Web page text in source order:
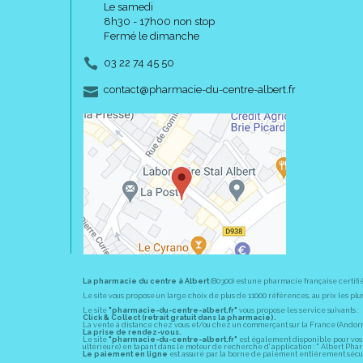
Le samedi
8h30 - 17h00 non stop
Fermé le dimanche
03 22 74 45 50
contact-
@-
pharmacie-du-centre-albert.fr
La pharmacie du centre à Albert(80300) est une pharmacie française
Le site vous propose un large choix de plus de 11000 références, au prix les
Le site "pharmacie-du-centre-albert.fr" vous propose les service suivants :
Click & Collect (retrait gratuit dans la pharmacie).
La vente à distance chez vous et/ou chez un commerçant sur la France
La prise de rendez-vous.
Le site "pharmacie-du-centre-albert.fr" est également disponible pour vos
ultérieure) en tapant dans le moteur de recherche d' application : " Albert
Le paiement en ligne est assuré par la borne de paiement entièrement